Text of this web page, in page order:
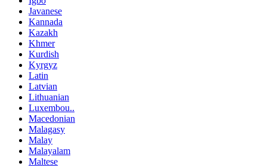
Javanese
Kannada
Kazakh
Khmer
Kurdish
Kyrgyz
Latin
Latvian
Lithuanian
Luxembou..
Macedonian
Malagasy
Malay
Malayalam
Maltese